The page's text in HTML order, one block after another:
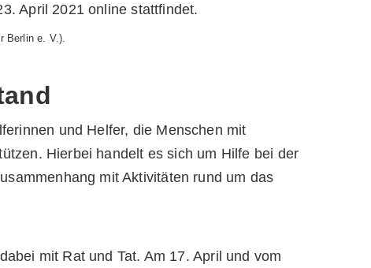
Berlin e. V.).
und Helfer, die Menschen mit
Hierbei handelt es sich um Hilfe bei der
mit Aktivitäten rund um das
mit Rat und Tat. Am 17. April und vom